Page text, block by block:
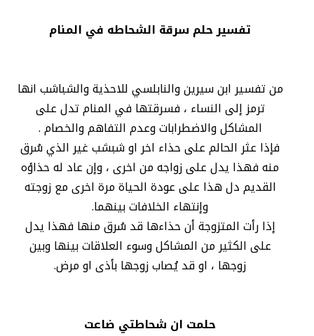
تفسير حلم سرقة الشحاطه في المنام
من تفسير ابن سيرين والنابلسي للاحذية والشباشب انها
ترمز إلى النساء ، فسرقتها في المنام تدل على
المشاكل والاضطرابات وعدم التفاهم والخصام .
فإذا عثر الحالم على حذاء اخر او شبشب غير الذي سُرق
منه فهذا يدل على زواجه من اخرى ، وإن عاد له حذاؤه
القديم دل هذا على عودة الحياة مرة اخرى مع زوجته
وإنتهاء الخلافات بينهما.
إذا رأت المتزوجة أن حذاءها قد سُرق منها فهذا يدل
على الكثير من المشاكل وسوء العلاقات بينها وبين
زوجها ، او قد يُصاب زوجها بأذى او مرض.
حلمت ان شحاطتي ضاعت